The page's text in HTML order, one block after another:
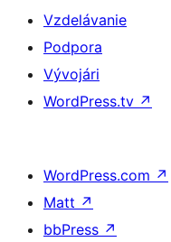
Vzdelávanie
Podpora
Vývojári
WordPress.tv ↗
WordPress.com ↗
Matt ↗
bbPress ↗